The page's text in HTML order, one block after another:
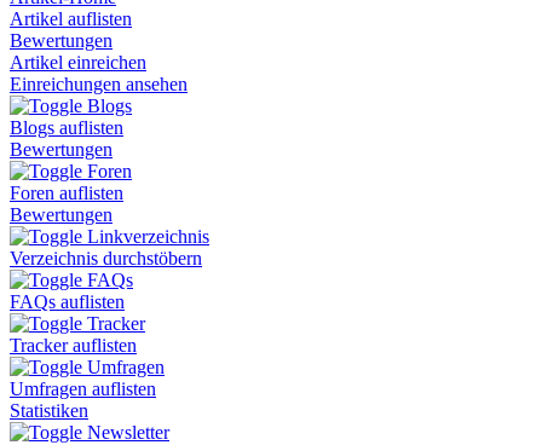
Artikel auflisten
Bewertungen
Artikel einreichen
Einreichungen ansehen
Blogs
Blogs auflisten
Bewertungen
Foren
Foren auflisten
Bewertungen
Linkverzeichnis
Verzeichnis durchstöbern
FAQs
FAQs auflisten
Tracker
Tracker auflisten
Umfragen
Umfragen auflisten
Statistiken
Newsletter